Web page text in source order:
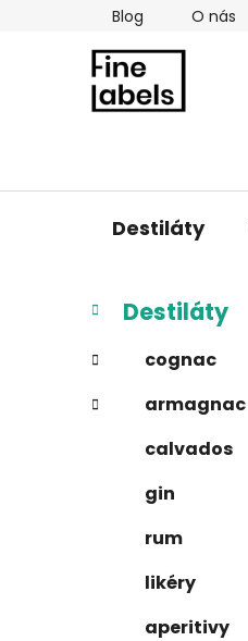
Blog O nás
Destiláty
P
o
s
r
Přeskočit
kategorie
K
a
e
g
o
Destiláty
cognac
armagnac
calvados
gin
rum
likéry
aperitivy